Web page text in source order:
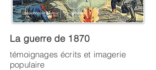
La guerre de 1870
témoignages écrits et imagerie
populaire